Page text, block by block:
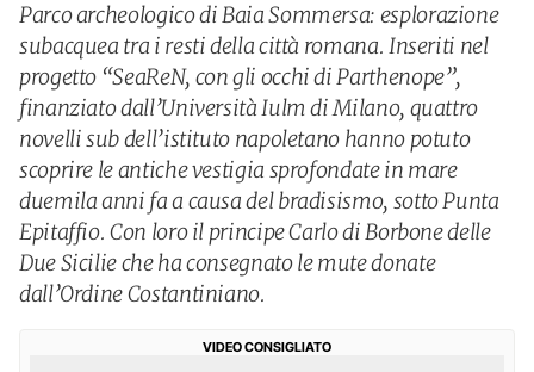
Parco archeologico di Baia Sommersa: esplorazione
subacquea tra i resti della città romana. Inseriti nel
progetto “SeaReN, con gli occhi di Parthenope”,
finanziato dall’Università Iulm di Milano, quattro
novelli sub dell’istituto napoletano hanno potuto
scoprire le antiche vestigia sprofondate in mare
duemila anni fa a causa del bradisismo, sotto Punta
Epitaffio. Con loro il principe Carlo di Borbone delle
Due Sicilie che ha consegnato le mute donate
dall’Ordine Costantiniano.
VIDEO CONSIGLIATO